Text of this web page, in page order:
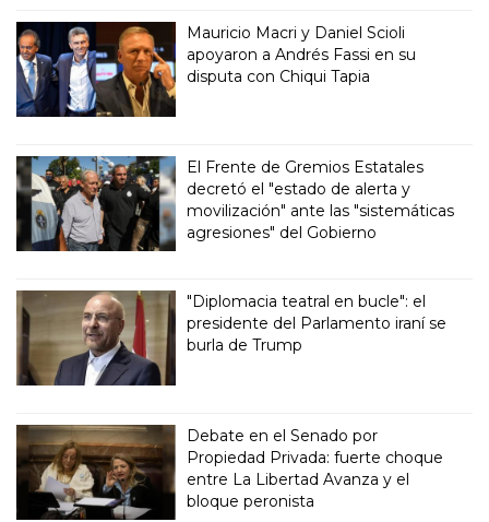
Mauricio Macri y Daniel Scioli
apoyaron a Andrés Fassi en su
disputa con Chiqui Tapia
El Frente de Gremios Estatales
decretó el "estado de alerta y
movilización" ante las "sistemáticas
agresiones" del Gobierno
"Diplomacia teatral en bucle": el
presidente del Parlamento iraní se
burla de Trump
Debate en el Senado por
Propiedad Privada: fuerte choque
entre La Libertad Avanza y el
bloque peronista